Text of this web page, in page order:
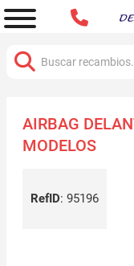
AIRBAG
MODELOS
RefID: 95196